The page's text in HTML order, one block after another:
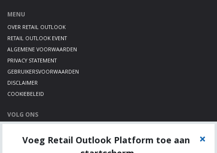
MENU
OVER RETAIL OUTLOOK
RETAIL OUTLOOK EVENT
ALGEMENE VOORWAARDEN
PRIVACY STATEMENT
GEBRUIKERSVOORWAARDEN
DISCLAIMER
COOKIEBELEID
VOLG ONS
TWITTER
Voeg Retail Outlook Platform toe aan